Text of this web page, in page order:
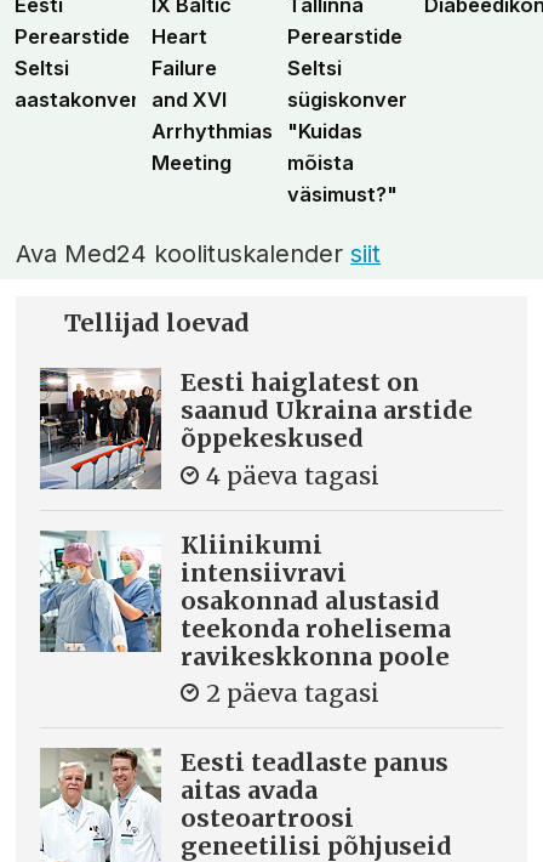
Eesti
Perearstide
Seltsi
aastakonverents
IX Baltic
Heart
Failure
and XVI
Arrhythmias
Meeting
Tallinna
Perearstide
Seltsi
sügiskonverents
"Kuidas
mõista
väsimust?"
Ava Med24 koolituskalendersiit
Tellijad loevad
Eesti haiglatest on
saanud Ukraina arstide
õppekeskused
4 päeva tagasi
Kliinikumi
intensiivravi
osakonnad alustasid
teekonda rohelisema
ravikeskkonna poole
2 päeva tagasi
Eesti teadlaste panus
aitas avada
osteoartroosi
geneetilisi põhjuseid